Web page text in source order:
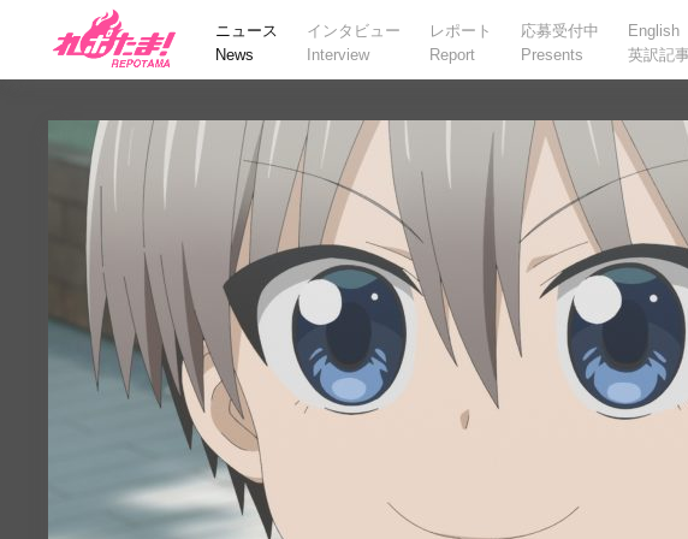
ニュース
News
インタビュー
Interview
レポート
Report
応募受付中
Presents
English
英訳記事